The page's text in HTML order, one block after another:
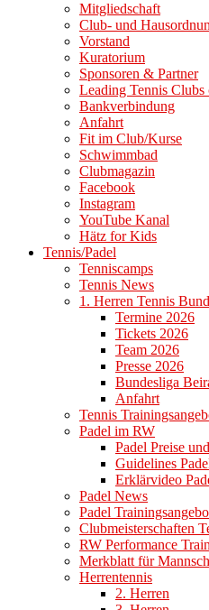
Mitgliedschaft
Club- und
Vorstand
Kuratorium
Sponsoren & Partner
Leading Tennis Clubs
Bankverbindung
Anfahrt
Fit im Club/Kurse
Schwimmbad
Clubmagazin
Facebook
Instagram
YouTube Kanal
Hätz for Kids
Tennis/Padel
Tenniscamps
Tennis News
1. Herren Tennis
Termine 2026
Tickets 2026
Team 2026
Presse 2026
Bundesliga
Anfahrt
Tennis
Padel im RW
Padel Preise
Guidelines
Erklärvideo
Padel News
Padel
Clubmeisterschaften
RW Performance
Merkblatt für
Herrentennis
2. Herren